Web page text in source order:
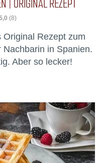
| ORIGINAL REZEPT
(8)
Rezept zum
in Spanien.
Aber so lecker!